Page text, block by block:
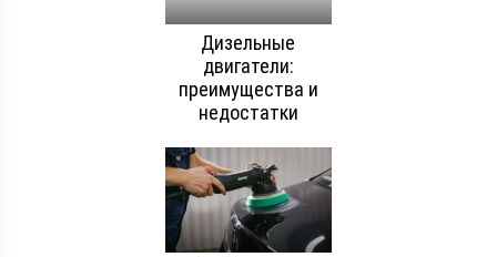
Дизельные
двигатели:
преимущества и
недостатки